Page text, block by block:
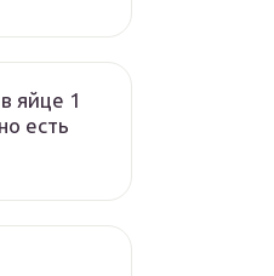
яйце 1
есть